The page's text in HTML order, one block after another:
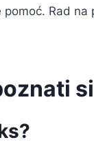
Rad